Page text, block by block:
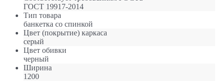
ГОСТ 19917-2014
Тип товара
банкетка со спинкой
Цвет (покрытие) каркаса
серый
Цвет обивки
черный
Ширина
1200